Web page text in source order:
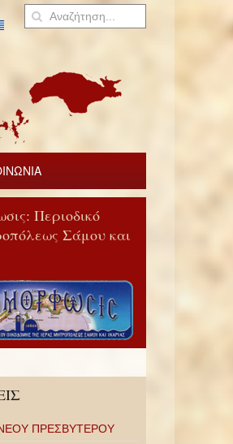
Περιοδικό
Σάμου και
ΠΡΕΣΒΥΤΕΡΟΥ